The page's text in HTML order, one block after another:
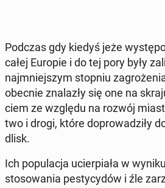
Podczas gdy kiedyś jeże
całej Europie i do tej pory były
naj­mniej­szym stopniu
obecnie zna­la­zły się one na
ciem ze względu na rozwój
two i drogi, które do­pro­wa­dzi­ły
dlisk.
Ich po­pu­la­cja ucier­pia­ła w
sto­so­wa­nia pe­sty­cy­dów i źle